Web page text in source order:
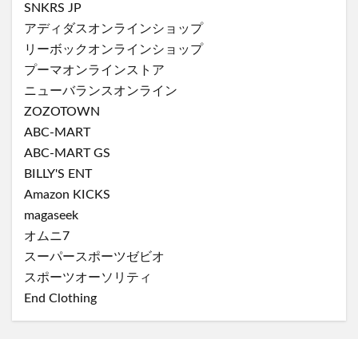
SNKRS JP
アディダスオンラインショップ
リーボックオンラインショップ
プーマオンラインストア
ニューバランスオンライン
ZOZOTOWN
ABC-MART
ABC-MART GS
BILLY'S ENT
Amazon KICKS
magaseek
オムニ7
スーパースポーツゼビオ
スポーツオーソリティ
End Clothing